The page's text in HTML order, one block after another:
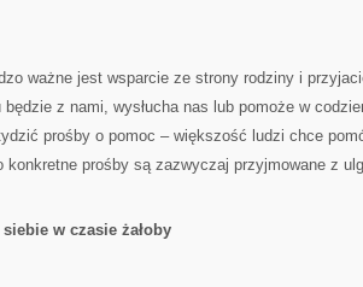
ważne jest wsparcie ze strony rodziny i
będzie z nami, wysłucha nas lub pomoże w
prośby o pomoc – większość ludzi chce
konkretne prośby są zazwyczaj przyjmowane z
w czasie żałoby